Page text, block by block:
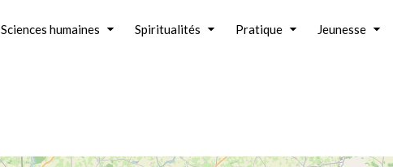
Sciences humaines Spiritualités Pratique Jeunesse